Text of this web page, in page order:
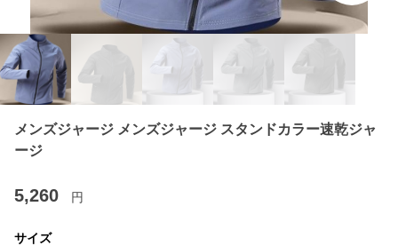
メンズジャージ メンズジャージ スタンドカラー速乾ジャ
ージ
5,260 円
サイズ